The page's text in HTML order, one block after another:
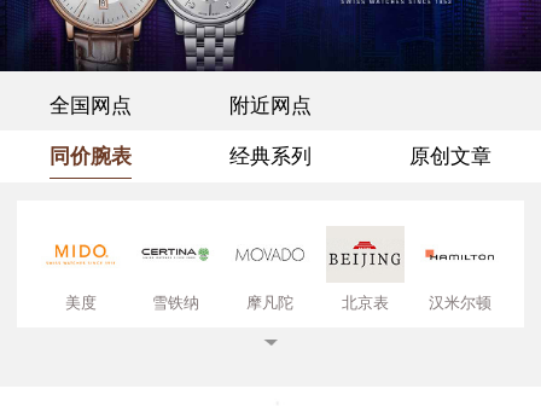
全国网点 附近网点
同价腕表 经典系列 原创文章
美度 雪铁纳 摩凡陀 北京表 汉米尔顿